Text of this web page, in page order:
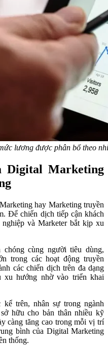
lương được phân bổ theo
Digital Marketing
hay Marketing truyền
Để chiến dịch tiếp cận khách
và Marketer bắt kịp xu
cùng người tiêu dùng,
trong các hoạt động truyền
các chiến dịch trên đa dạng
xu hướng nhờ vào triển khai
trên, nhân sự trong ngành
hữu cho bản thân nhiều kỹ
càng tăng cao trong mỗi vị trí
bình của Digital Marketing
thống.